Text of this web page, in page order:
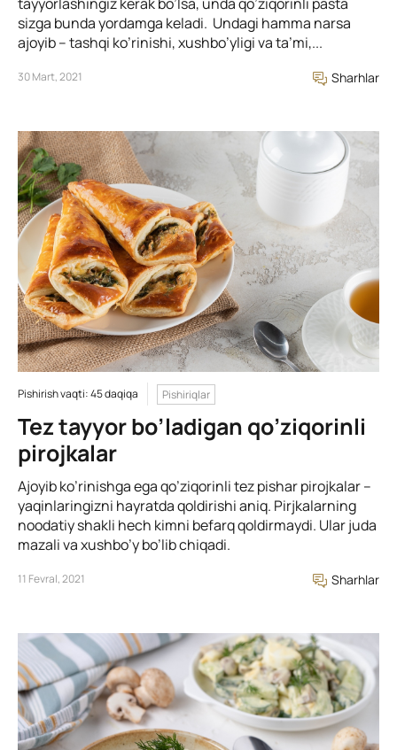
sizga bunda yordamga keladi. Undagi hamma narsa
ajoyib – tashqi ko’rinishi, xushbo’yligi va ta’mi,...
30 Mart, 2021 Sharhlar
Pishirish vaqti: 45 daqiqa Pishiriqlar
Tez tayyor bo’ladigan qo’ziqorinli
pirojkalar
Ajoyib ko’rinishga ega qo’ziqorinli tez pishar pirojkalar –
yaqinlaringizni hayratda qoldirishi aniq. Pirjkalarning
noodatiy shakli hech kimni befarq qoldirmaydi. Ular juda
mazali va xushbo’y bo’lib chiqadi.
11 Fevral, 2021 Sharhlar